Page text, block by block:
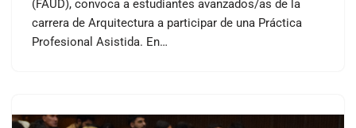
(FAUD), convoca a estudiantes avanzados/as de la
carrera de Arquitectura a participar de una Práctica
Profesional Asistida. En…